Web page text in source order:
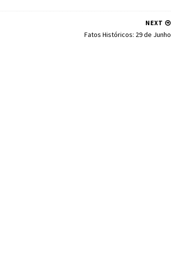
NEXT
Fatos Históricos: 29 de Junho